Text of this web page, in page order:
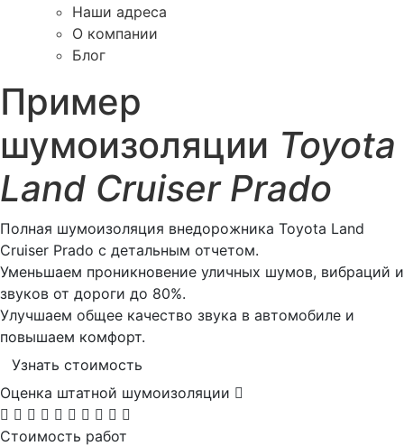
Наши адреса
О компании
Блог
Пример
шумоизоляции Toyota
Land Cruiser Prado
Полная шумоизоляция внедорожника Toyota Land
Cruiser Prado с детальным отчетом.
Уменьшаем проникновение уличных шумов, вибраций и
звуков от дороги до 80%.
Улучшаем общее качество звука в автомобиле и
повышаем комфорт.
Узнать стоимость
Оценка штатной шумоизоляции
Стоимость работ